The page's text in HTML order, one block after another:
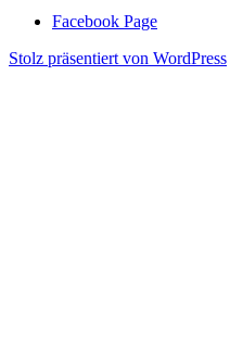
Facebook Page
Stolz präsentiert von WordPress